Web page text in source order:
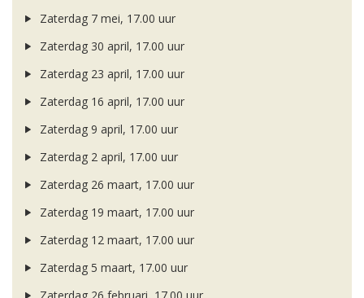
Zaterdag 7 mei, 17.00 uur
Zaterdag 30 april, 17.00 uur
Zaterdag 23 april, 17.00 uur
Zaterdag 16 april, 17.00 uur
Zaterdag 9 april, 17.00 uur
Zaterdag 2 april, 17.00 uur
Zaterdag 26 maart, 17.00 uur
Zaterdag 19 maart, 17.00 uur
Zaterdag 12 maart, 17.00 uur
Zaterdag 5 maart, 17.00 uur